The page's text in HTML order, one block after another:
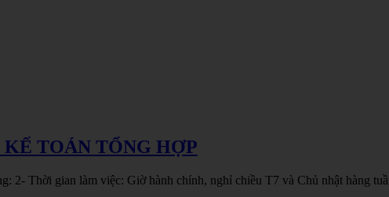
TOÁN TỔNG HỢP
2- Thời gian làm việc: Giờ hành chính, nghỉ chiều T7 và Chủ nhật hàng